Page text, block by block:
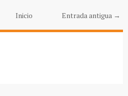
Entrada antigua →
Inicio